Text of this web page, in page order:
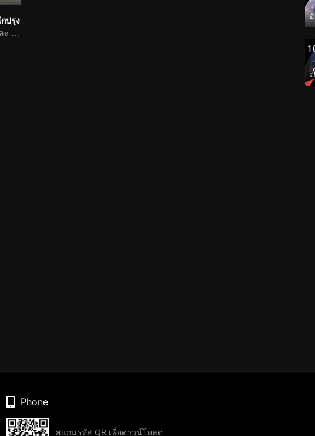
ปรุง
หนุ่มหน้าใสไมค์ และ เหมาเสี่ยงถง กับความรักหวานชื่น
Phone
สแกนรหัส QR เพื่อดาวน์โหลด